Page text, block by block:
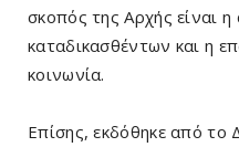
σκοπός της Αρχής είναι
καταδικασθέντων και η
κοινωνία.
Επίσης, εκδόθηκε από το